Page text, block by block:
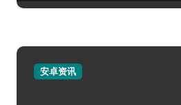
安卓资讯